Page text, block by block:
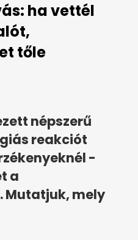
ha vettél
tőle
népszerű
reakciót
-
a
Mutatjuk, mely